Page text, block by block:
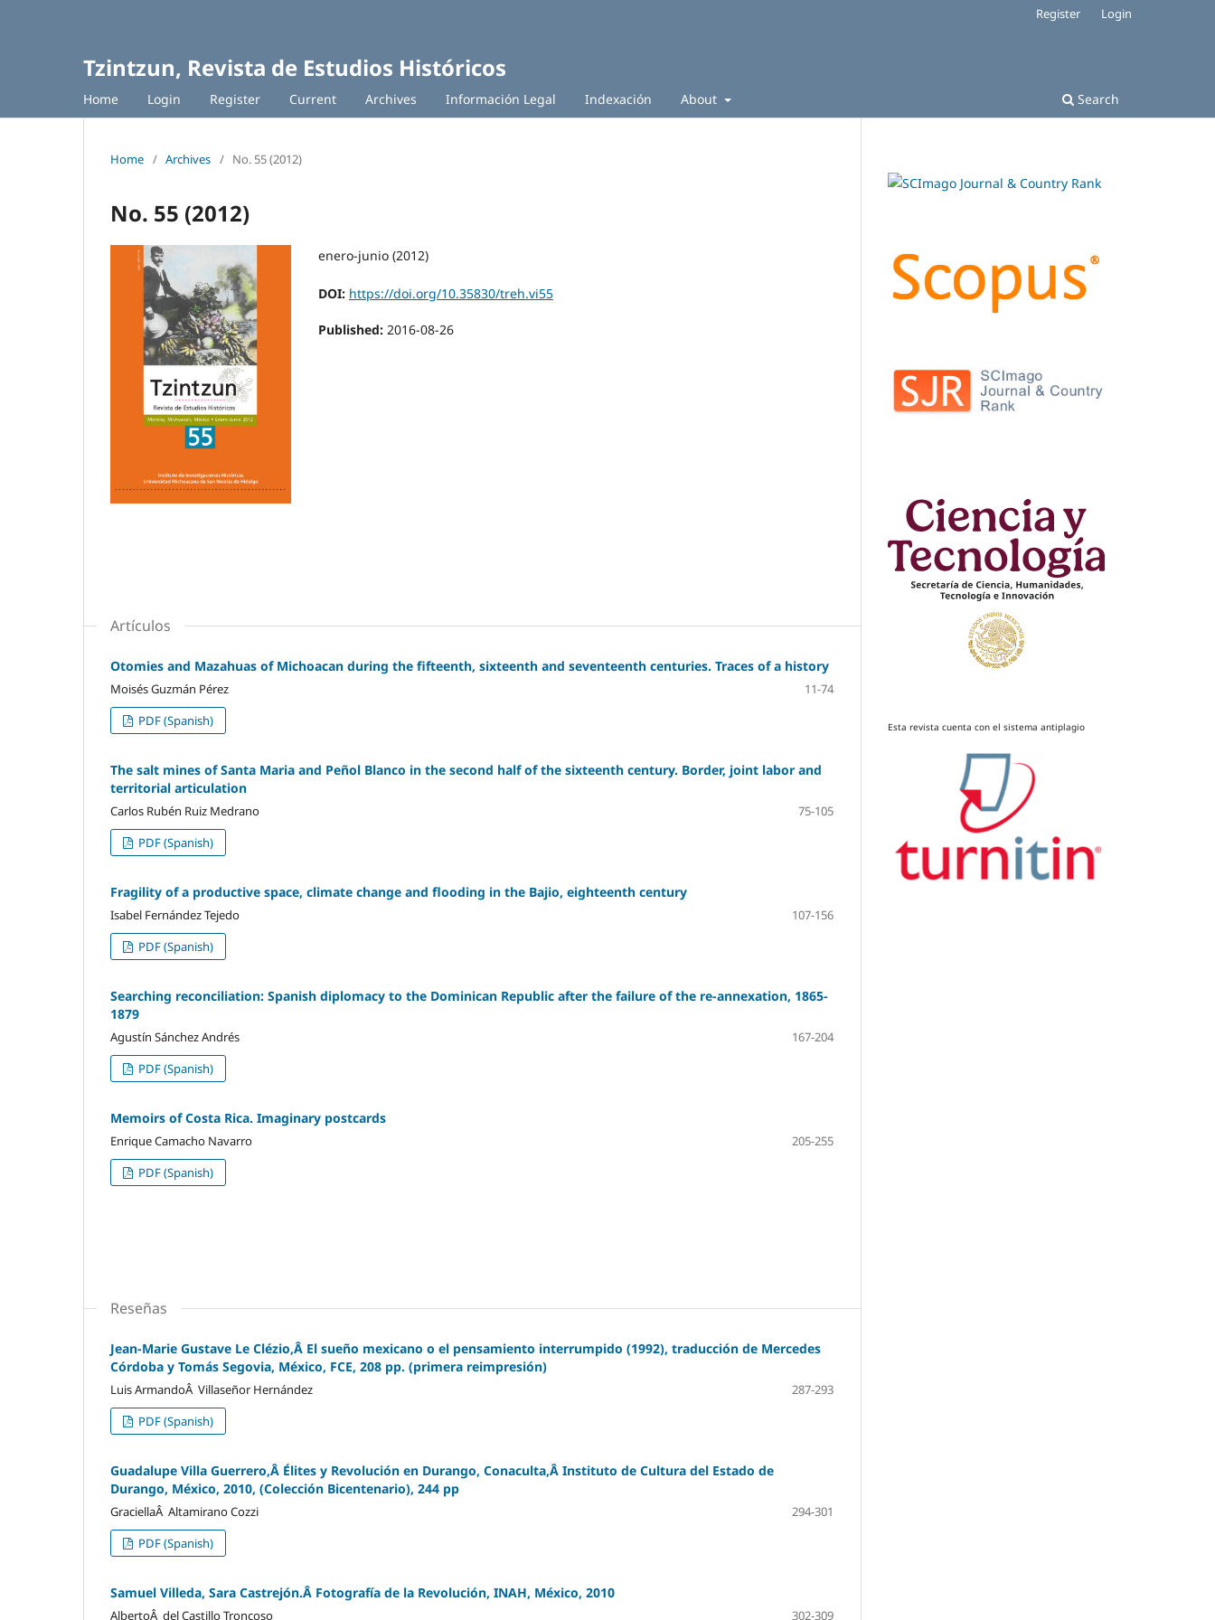
Tzintzun, Revista de Estudios Históricos
Home Login Register Current Archives Información Legal Indexación About Search
Register Login
Home / Archives / No. 55 (2012)
No. 55 (2012)
enero-junio (2012)
DOI: https://doi.org/10.35830/treh.vi55
Published: 2016-08-26
Artículos
Otomies and Mazahuas of Michoacan during the fifteenth, sixteenth and seventeenth centuries. Traces of a history
Moisés Guzmán Pérez
11-74
PDF (Spanish)
The salt mines of Santa Maria and Peñol Blanco in the second half of the sixteenth century. Border, joint labor and
territorial articulation
Carlos Rubén Ruiz Medrano
75-105
PDF (Spanish)
Fragility of a productive space, climate change and flooding in the Bajio, eighteenth century
Isabel Fernández Tejedo
107-156
PDF (Spanish)
Searching reconciliation: Spanish diplomacy to the Dominican Republic after the failure of the re-annexation, 1865-
1879
Agustín Sánchez Andrés
167-204
PDF (Spanish)
Memoirs of Costa Rica. Imaginary postcards
Enrique Camacho Navarro
205-255
PDF (Spanish)
Reseñas
Jean-Marie Gustave Le Clézio,Â El sueño mexicano o el pensamiento interrumpido (1992), traducción de Mercedes
Córdoba y Tomás Segovia, México, FCE, 208 pp. (primera reimpresión)
Luis ArmandoÂ Villaseñor Hernández
287-293
PDF (Spanish)
Guadalupe Villa Guerrero,Â Élites y Revolución en Durango, Conaculta,Â Instituto de Cultura del Estado de
Durango, México, 2010, (Colección Bicentenario), 244 pp
GraciellaÂ Altamirano Cozzi
294-301
PDF (Spanish)
Samuel Villeda, Sara Castrejón.Â Fotografía de la Revolución, INAH, México, 2010
AlbertoÂ del Castillo Troncoso 302-309
Esta revista cuenta con el sistema antiplagio